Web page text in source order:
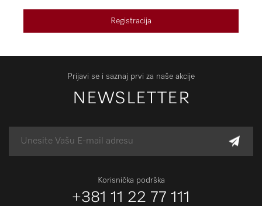
Registracija
Prijavi se i saznaj prvi za naše akcije
NEWSLETTER
Korisnička podrška
+381 11 22 77 111